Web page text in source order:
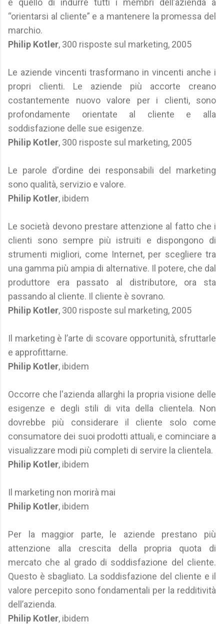
è quello di indurre tutti i membri dell’azienda a
“orientarsi al cliente” e a mantenere la promessa del
marchio.
Philip Kotler, 300 risposte sul marketing, 2005
Le aziende vincenti trasformano in vincenti anche i
propri clienti. Le aziende più accorte creano
costantemente nuovo valore per i clienti, sono
profondamente orientate al cliente e alla
soddisfazione delle sue esigenze.
Philip Kotler, 300 risposte sul marketing, 2005
Le parole d'ordine dei responsabili del marketing
sono qualità, servizio e valore.
Philip Kotler, ibidem
Le società devono prestare attenzione al fatto che i
clienti sono sempre più istruiti e dispongono di
strumenti migliori, come Internet, per scegliere tra
una gamma più ampia di alternative. Il potere, che dal
produttore era passato al distributore, ora sta
passando al cliente. Il cliente è sovrano.
Philip Kotler, 300 risposte sul marketing, 2005
Il marketing è l’arte di scovare opportunità, sfruttarle
e approfittarne.
Philip Kotler, ibidem
Occorre che l'azienda allarghi la propria visione delle
esigenze e degli stili di vita della clientela. Non
dovrebbe più considerare il cliente solo come
consumatore dei suoi prodotti attuali, e cominciare a
visualizzare modi più completi di servire la clientela.
Philip Kotler, ibidem
Il marketing non morirà mai
Philip Kotler, ibidem
Per la maggior parte, le aziende prestano più
attenzione alla crescita della propria quota di
mercato che al grado di soddisfazione del cliente.
Questo è sbagliato. La soddisfazione del cliente e il
valore percepito sono fondamentali per la redditività
dell’azienda.
Philip Kotler, ibidem